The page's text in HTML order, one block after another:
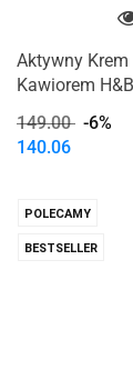
Aktywny
Kawiorem
149.00 -6%
140.06
POLECAMY
BESTSELLER